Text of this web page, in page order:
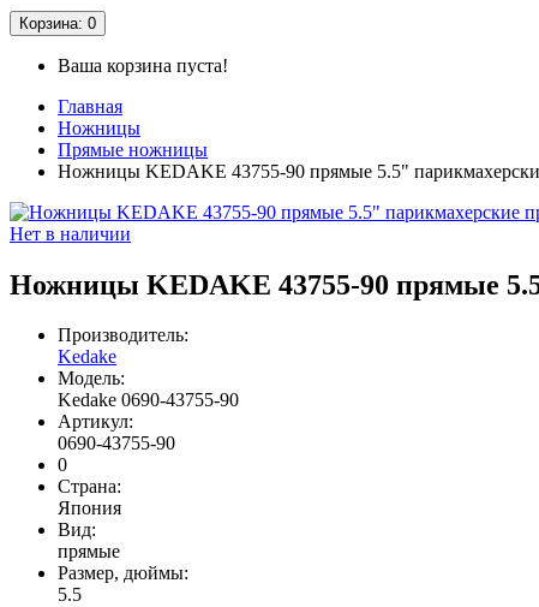
Корзина: 0
Ваша корзина пуста!
Главная
Ножницы
Прямые ножницы
Ножницы KEDAKE 43755-90 прямые 5.5"
Нет в наличии
Ножницы KEDAKE 43755-90 прямые
Производитель:
Kedake
Модель:
Kedake 0690-43755-90
Артикул:
0690-43755-90
0
Страна:
Япония
Вид:
прямые
Размер, дюймы:
5.5